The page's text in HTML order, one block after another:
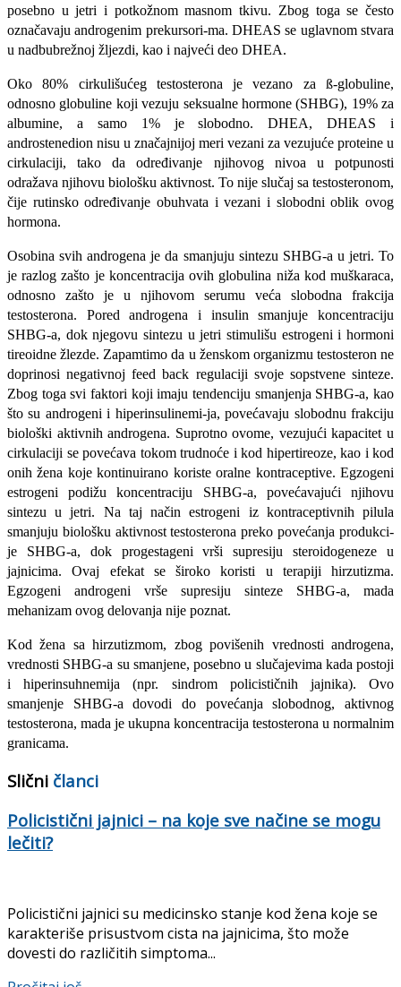
posebno u jetri i potkožnom masnom tkivu. Zbog toga se često
označavaju androgenim prekursori-ma. DHEAS se uglavnom stvara
u nadbubrežnoj žljezdi, kao i najveći deo DHEA.
Oko 80% cirkulišućeg testosterona je vezano za ß-globuline,
odnosno globuline koji vezuju seksualne hormone (SHBG), 19% za
albumine, a samo 1% je slobodno. DHEA, DHEAS i
androstenedion nisu u značajnijoj meri vezani za vezujuće proteine u
cirkulaciji, tako da određivanje njihovog nivoa u potpunosti
odražava njihovu biološku aktivnost. To nije slučaj sa testosteronom,
čije rutinsko određivanje obuhvata i vezani i slobodni oblik ovog
hormona.
Osobina svih androgena je da smanjuju sin­tezu SHBG-a u jetri. To
je razlog zašto je koncen­tracija ovih globulina niža kod muškaraca,
odnosno zašto je u njihovom serumu veća slo­bodna frakcija
testosterona. Pored androgena i insulin smanjuje koncentraciju
SHBG-a, dok nje­govu sintezu u jetri stimulišu estrogeni i hormoni
tireoidne žlezde. Zapamtimo da u ženskom orga­nizmu testosteron ne
doprinosi negativnoj feed back regulaciji svoje sopstvene sinteze.
Zbog toga svi faktori koji imaju tendenciju smanjenja SHBG-a, kao
što su androgeni i hiperinsulinemi-ja, povećavaju slobodnu frakciju
biološki aktivnih androgena. Suprotno ovome, vezujući kapacitet u
cirkulaciji se povećava tokom trudnoće i kod hipertireoze, kao i kod
onih žena koje kontinuira­no koriste oralne kontraceptive. Egzogeni
estro­geni podižu koncentraciju SHBG-a, povećavajući njihovu
sintezu u jetri. Na taj način estrogeni iz kontraceptivnih pilula
smanjuju biološku aktivnost testosterona preko povećanja produkci­
je SHBG-a, dok progestageni vrši supresiju steroidogeneze u
jajnicima. Ovaj efekat se široko koristi u terapiji hirzutizma.
Egzogeni androgeni vrše supresiju sinteze SHBG-a, mada
mehanizam ovog delovanja nije poznat.
Kod žena sa hirzutizmom, zbog povišenih vrednosti androgena,
vrednosti SHBG-a su sman­jene, posebno u slučajevima kada postoji
i hiperinsuhnemija (npr. sindrom policističnih jajnika). Ovo
smanjenje SHBG-a dovodi do povećanja slobodnog, aktivnog
testosterona, mada je ukupna koncentracija testosterona u nor­malnim
granicama.
Slični članci
Policistični jajnici – na koje sve načine se mogu
lečiti?
Policistični jajnici su medicinsko stanje kod žena koje se
karakteriše prisustvom cista na jajnicima, što može
dovesti do različitih simptoma...